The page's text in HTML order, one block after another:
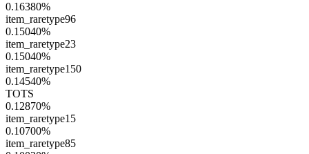
0.16380%
item_raretype96
0.15040%
item_raretype23
0.15040%
item_raretype150
0.14540%
TOTS
0.12870%
item_raretype15
0.10700%
item_raretype85